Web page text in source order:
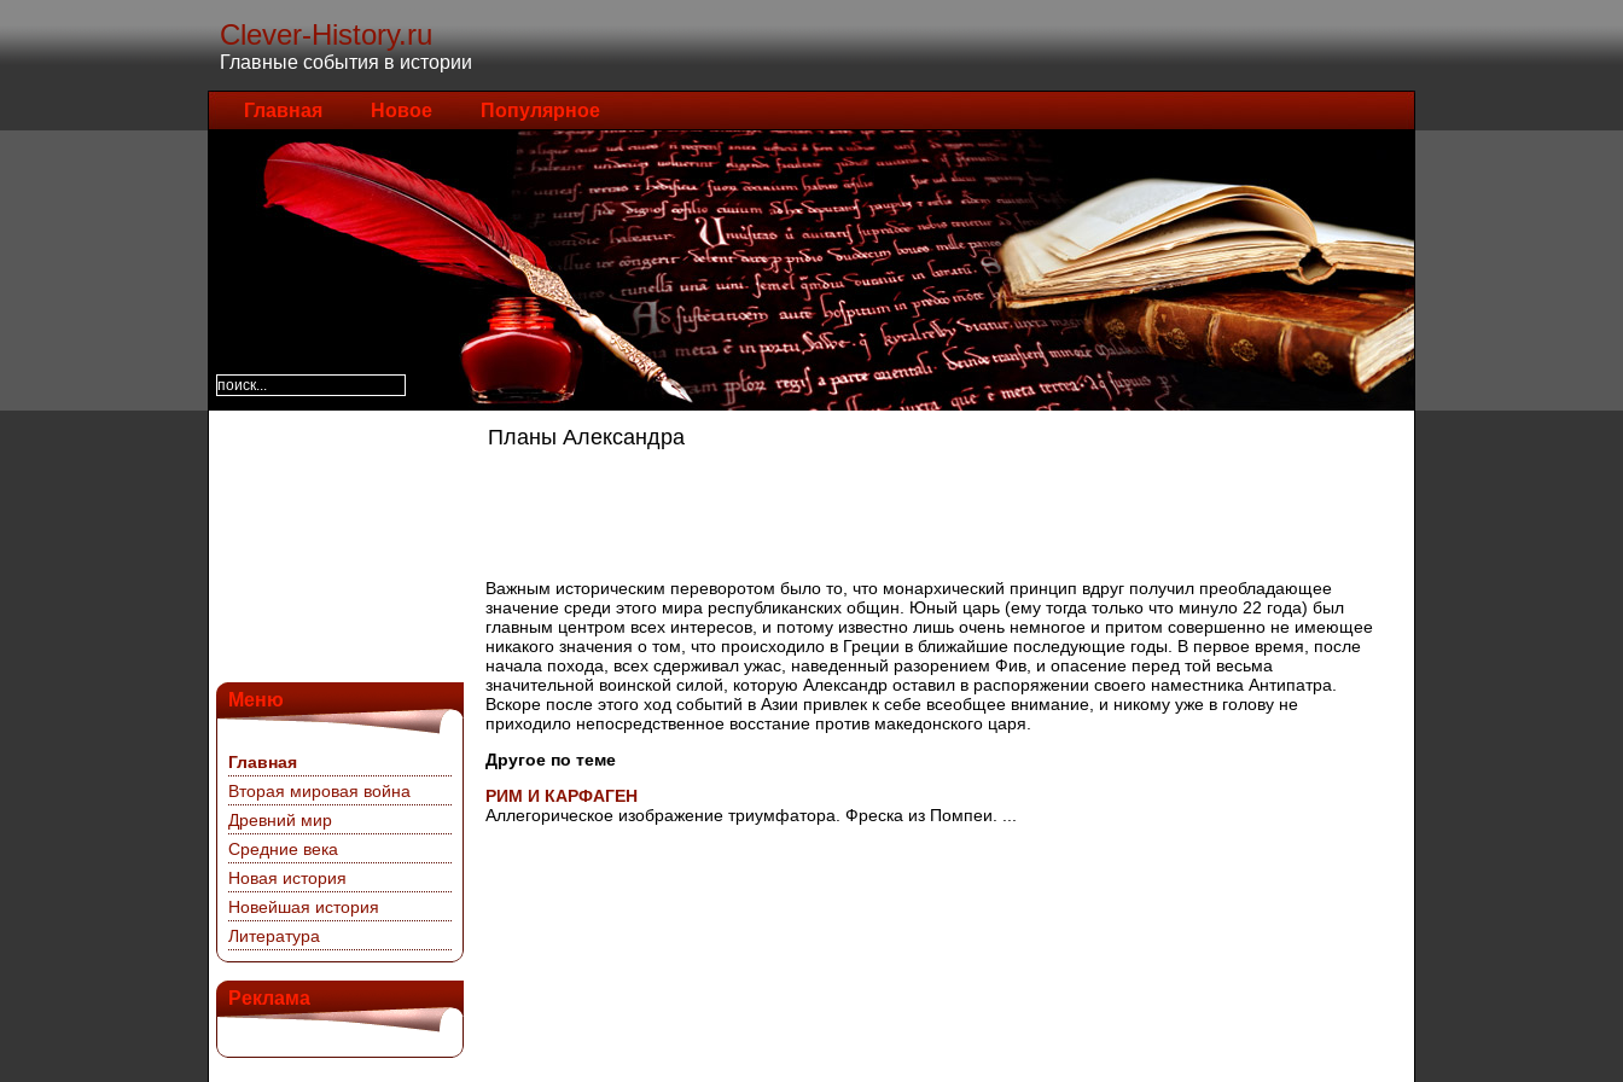
Clever-History.ru
Главные события в истории
Главная Новое Популярное
Меню
Главная
Вторая мировая война
Древний мир
Средние века
Новая история
Новейшая история
Литература
Реклама
Планы Александра
Важным историческим переворотом было то, что монархический принцип вдруг получил преобладающее
значение среди этого мира республиканских общин. Юный царь (ему тогда только что минуло 22 года) был
главным центром всех интересов, и потому известно лишь очень немногое и притом совершенно не имеющее
никакого значения о том, что происходило в Греции в ближайшие последующие годы. В первое время, после
начала похода, всех сдерживал ужас, наведенный разорением Фив, и опасение перед той весьма
значительной воинской силой, которую Александр оставил в распоряжении своего наместника Антипатра.
Вскоре после этого ход событий в Азии привлек к себе всеобщее внимание, и никому уже в голову не
приходило непосредственное восстание против македонского царя.
Другое по теме
РИМ И КАРФАГЕН
Аллегорическое изображение триумфатора. Фреска из Помпеи. ...